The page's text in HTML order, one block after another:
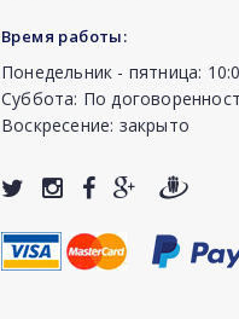
Время работы:
Понедельник - пятница:
Суббота: По
Воскресение: закрыто